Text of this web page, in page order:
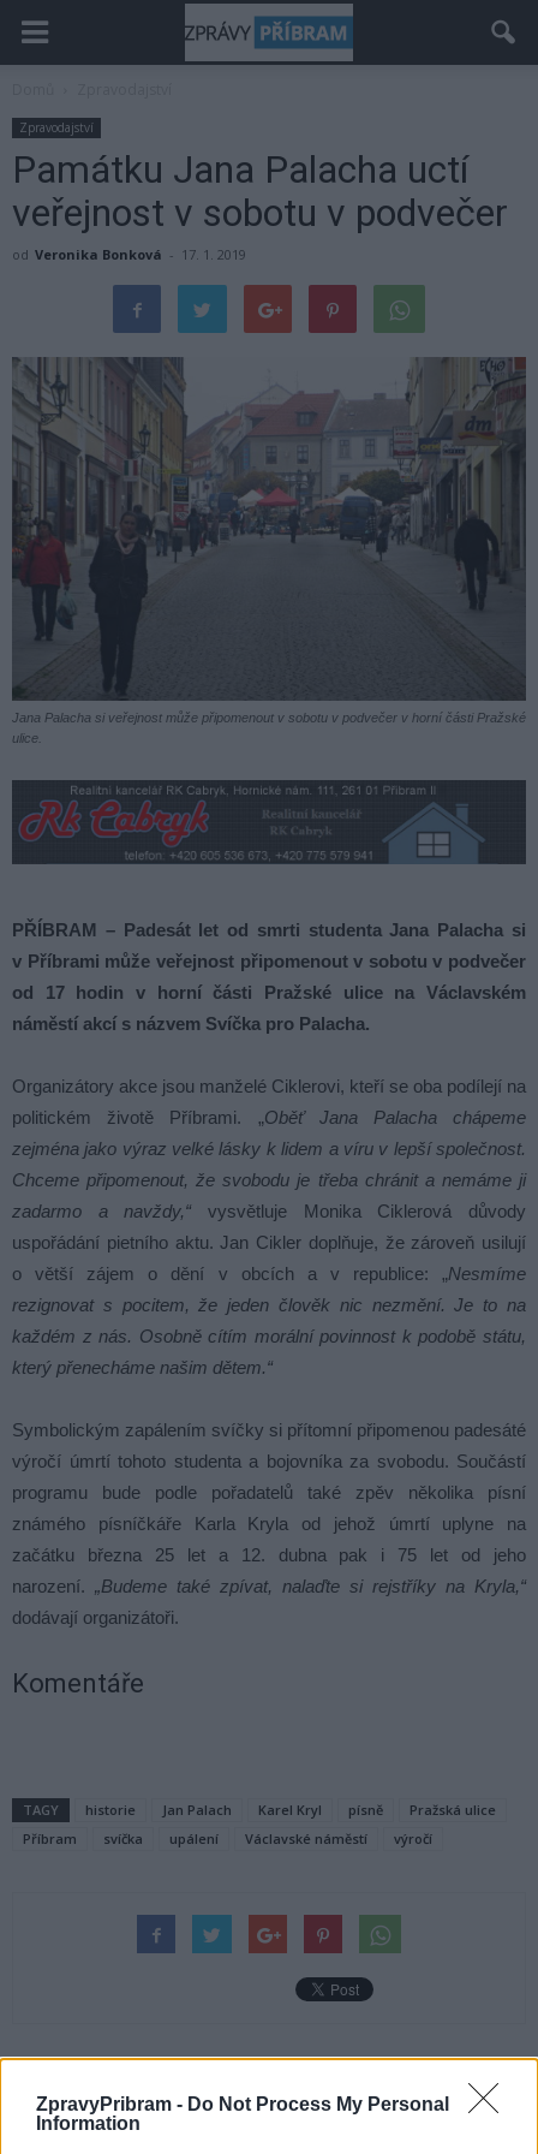
ZpravyPribram - Do Not Process My Personal
Information
Zpravodajství
Památku Jana Palacha uctí
veřejnost v sobotu v podvečer
od Veronika Bonková - 17. 1. 2019
Jana Palacha si veřejnost může připomenout v sobotu v podvečer v horní části Pražské
ulice.
PŘÍBRAM – Padesát let od smrti studenta Jana Palacha si
v Příbrami může veřejnost připomenout v sobotu v podvečer
od 17 hodin v horní části Pražské ulice na Václavském
náměstí akcí s názvem Svíčka pro Palacha.
Organizátory akce jsou manželé Ciklerovi, kteří se oba podílejí na
politickém životě Příbrami. „Oběť Jana Palacha chápeme
zejména jako výraz velké lásky k lidem a víru v lepší společnost.
Chceme připomenout, že svobodu je třeba chránit a nemáme ji
zadarmo a navždy,“ vysvětluje Monika Ciklerová důvody
uspořádání pietního aktu. Jan Cikler doplňuje, že zároveň usilují
o větší zájem o dění v obcích a v republice: „Nesmíme
rezignovat s pocitem, že jeden člověk nic nezmění. Je to na
každém z nás. Osobně cítím morální povinnost k podobě státu,
který přenecháme našim dětem.“
Symbolickým zapálením svíčky si přítomní připomenou padesáté
výročí úmrtí tohoto studenta a bojovníka za svobodu. Součástí
programu bude podle pořadatelů také zpěv několika písní
známého písníčkáře Karla Kryla od jehož úmrtí uplyne na
začátku března 25 let a 12. dubna pak i 75 let od jeho
narození. „Budeme také zpívat, nalaďte si rejstříky na Kryla,“
dodávají organizátoři.
Komentáře
TAGY historie Jan Palach Karel Kryl písně
Pražská ulice
Příbram
svíčka upálení Václavské náměstí výročí
Policisté vyrazili obhlédnout
Následující článek
Nový Knín dočasně bez